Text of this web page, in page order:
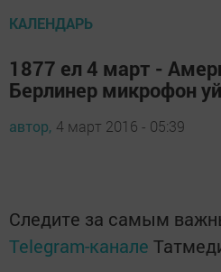
КАЛЕНДАРЬ
1877 ел 4 март -
Берлинер микрофон
автор, 4 март 2016 - 05:39
Следите за самым
Telegram-канале